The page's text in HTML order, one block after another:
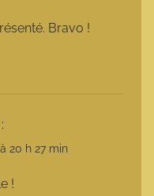
Bravo !
20 h 27 min
!